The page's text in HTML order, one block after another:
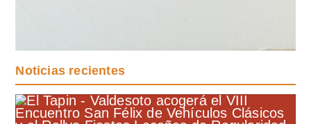
Noticias recientes